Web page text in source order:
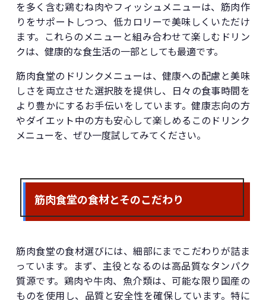
を多く含む鶏むね肉やフィッシュメニューは、筋肉作
りをサポートしつつ、低カロリーで美味しくいただけ
ます。これらのメニューと組み合わせて楽しむドリン
クは、健康的な食生活の一部としても最適です。
筋肉食堂のドリンクメニューは、健康への配慮と美味
しさを両立させた選択肢を提供し、日々の食事時間を
より豊かにするお手伝いをしています。健康志向の方
やダイエット中の方も安心して楽しめるこのドリンク
メニューを、ぜひ一度試してみてください。
筋肉食堂の食材とそのこだわり
筋肉食堂の食材選びには、細部にまでこだわりが詰ま
っています。まず、主役となるのは高品質なタンパク
質源です。鶏肉や牛肉、魚介類は、可能な限り国産の
ものを使用し、品質と安全性を確保しています。特に